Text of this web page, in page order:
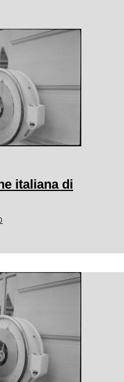
italiana di